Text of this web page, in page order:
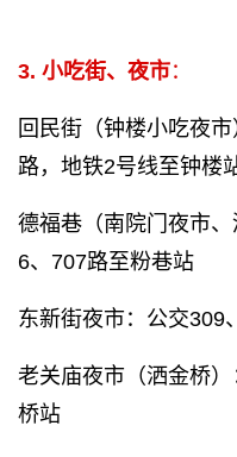
3. 小吃街、夜市：
回民街（钟楼小吃夜
路，地铁2号线至钟楼
德福巷（南院门夜市
6、707路至粉巷站
东新街夜市：公交309
老关庙夜市（洒金桥
桥站